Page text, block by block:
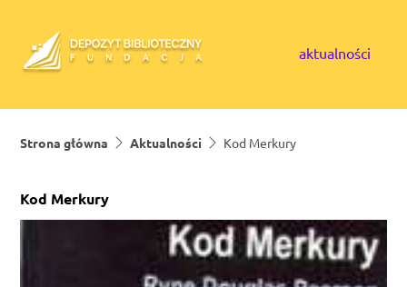
aktualności
Strona główna Aktualności Kod Merkury
Kod Merkury